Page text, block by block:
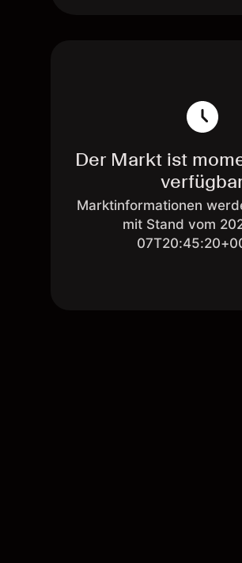
Der Markt ist
Marktinformationen
mit Stand vom